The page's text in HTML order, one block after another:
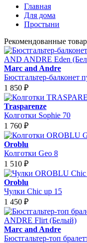
Главная
Для дома
Простыни
Рекомендованные
Marc and Andre
Бюстгальтер-балконет
1 850 ₽
Trasparenze
Колготки Sophie 70
1 760 ₽
Oroblu
Колготки Geo 8
1 510 ₽
Oroblu
Чулки Chic up 15
1 450 ₽
Marc and Andre
Бюстгальтер-топ